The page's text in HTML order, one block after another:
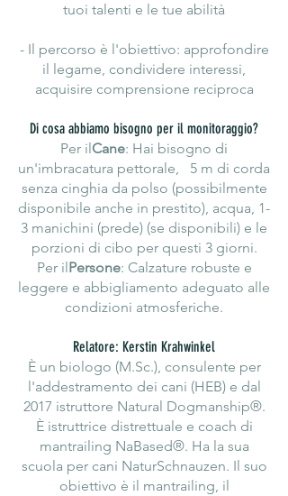
tuoi talenti e le tue abilità
- Il percorso è l'obiettivo: approfondire
il legame, condividere interessi,
acquisire comprensione reciproca
Di cosa abbiamo bisogno per il monitoraggio?
Per ilCane: Hai bisogno di
un'imbracatura pettorale, 5 m di corda
senza cinghia da polso (possibilmente
disponibile anche in prestito), acqua, 1-
3 manichini (prede) (se disponibili) e le
porzioni di cibo per questi 3 giorni.
Per ilPersone: Calzature robuste e
leggere e abbigliamento adeguato alle
condizioni atmosferiche.
Relatore: Kerstin Krahwinkel
È un biologo (M.Sc.), consulente per
l'addestramento dei cani (HEB) e dal
2017 istruttore Natural Dogmanship®.
È istruttrice distrettuale e coach di
mantrailing NaBased®. Ha la sua
scuola per cani NaturSchnauzen. Il suo
obiettivo è il mantrailing, il